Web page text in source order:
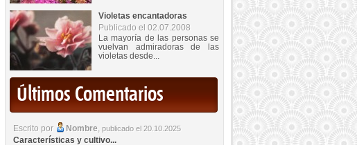
Violetas encantadoras
Publicado el 02.07.2008
La mayoría de las personas se
vuelvan admiradoras de las
violetas desde...
Últimos Comentarios
Escrito por Nombre, publicado el 20.10.2025
Características y cultivo...